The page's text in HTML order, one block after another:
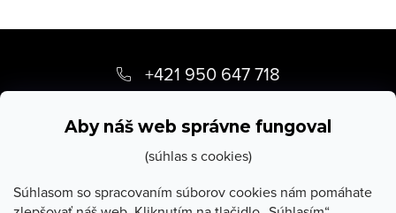
Aby náš web správne fungoval
(súhlas s cookies)
Súhlasom so spracovaním súborov cookies nám pomáhate
p
+421 950 647 718